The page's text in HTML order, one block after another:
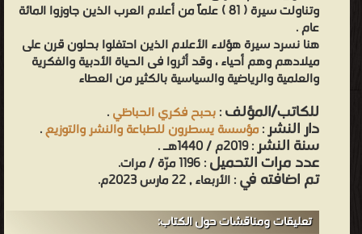
وتناولت سيرة ( 81 ) علماً من أعلام العرب الذين جاوزوا المائة
عام .
هنا نسرد سيرة هؤلاء الأعلام الذين احتفلوا بحلون قرن على
ميلادهم وهم أحياء ، وقد أثروا فى الحياة الأدبية والفكرية
والعلمية والرياضية والسياسية بالكثير من العطاء
للكاتب/المؤلف:بحبح فكري الحباظي.
دار النشر:مؤسسة يسطرون للطباعة والنشر والتوزيع.
سنة النشر: 2019م / 1440هـ .
عدد مرات التحميل: 1196 مرّة / مرات.
تم اضافته في: الأربعاء , 22 مارس 2023م.
تعليقات ومناقشات حول الكتاب: